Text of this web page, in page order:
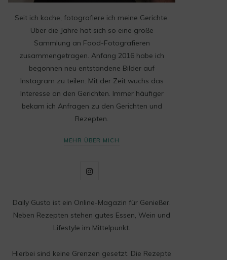
Seit ich koche, fotografiere ich meine Gerichte.
Über die Jahre hat sich so eine große
Sammlung an Food-Fotografieren
zusammengetragen. Anfang 2016 habe ich
begonnen neu entstandene Bilder auf
Instagram zu teilen. Mit der Zeit wuchs das
Interesse an den Gerichten. Immer häufiger
bekam ich Anfragen zu den Gerichten und
Rezepten.
MEHR ÜBER MICH
I
s
t
Daily Gusto ist ein Online-Magazin für Genießer.
Neben Rezepten stehen gutes Essen, Wein und
Lifestyle im Mittelpunkt.
Hierbei sind keine Grenzen gesetzt. Die Rezepte